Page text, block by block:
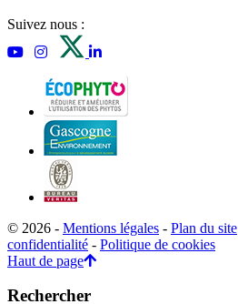
Suivez nous :
© 2026 - Mentions légales - Plan du site
confidentialité - Politique de cookies
Haut de page
Rechercher